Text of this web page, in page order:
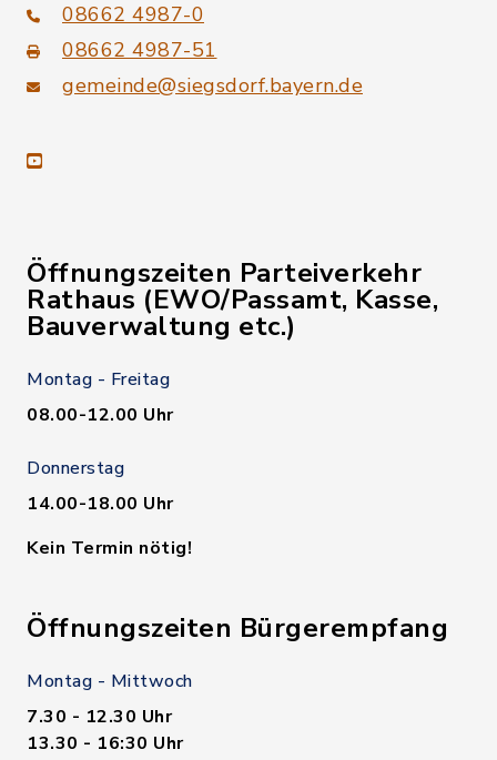
08662 4987-0
08662 4987-51
gemeinde@siegsdorf.bayern.de
youtube
Öffnungszeiten Parteiverkehr
Rathaus (EWO/Passamt, Kasse,
Bauverwaltung etc.)
Montag - Freitag
08.00-12.00 Uhr
Donnerstag
14.00-18.00 Uhr
Kein Termin nötig!
Öffnungszeiten Bürgerempfang
Montag - Mittwoch
7.30 - 12.30 Uhr
13.30 - 16:30 Uhr